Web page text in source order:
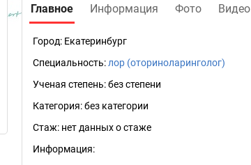
Главное Информация Фото Видео
Город: Екатеринбург
Специальность: лор (оториноларинголог)
Ученая степень:без степени
Категория:без категории
Стаж: нет данных о стаже
Информация: